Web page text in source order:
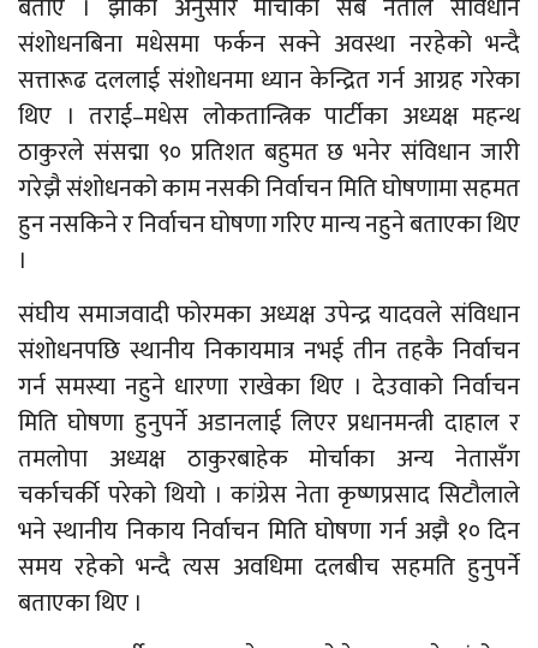
बताए । झाका अनुसार मोर्चाका सबै नेताले संविधान
संशोधनबिना मधेसमा फर्कन सक्ने अवस्था नरहेको भन्दै
सत्तारूढ दललाई संशोधनमा ध्यान केन्द्रित गर्न आग्रह गरेका
थिए । तराई–मधेस लोकतान्त्रिक पार्टीका अध्यक्ष महन्थ
ठाकुरले संसद्मा ९० प्रतिशत बहुमत छ भनेर संविधान जारी
गरेझै संशोधनको काम नसकी निर्वाचन मिति घोषणामा सहमत
हुन नसकिने र निर्वाचन घोषणा गरिए मान्य नहुने बताएका थिए
।
संघीय समाजवादी फोरमका अध्यक्ष उपेन्द्र यादवले संविधान
संशोधनपछि स्थानीय निकायमात्र नभई तीन तहकै निर्वाचन
गर्न समस्या नहुने धारणा राखेका थिए । देउवाको निर्वाचन
मिति घोषणा हुनुपर्ने अडानलाई लिएर प्रधानमन्त्री दाहाल र
तमलोपा अध्यक्ष ठाकुरबाहेक मोर्चाका अन्य नेतासँग
चर्काचर्की परेको थियो । कांग्रेस नेता कृष्णप्रसाद सिटौलाले
भने स्थानीय निकाय निर्वाचन मिति घोषणा गर्न अझै १० दिन
समय रहेको भन्दै त्यस अवधिमा दलबीच सहमति हुनुपर्ने
बताएका थिए ।